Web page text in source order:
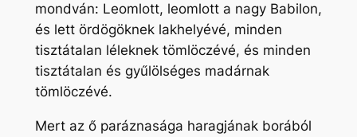
mondván: Leomlott, leomlott a nagy Babilon,
és lett ördögöknek lakhelyévé, minden
tisztátalan léleknek tömlöczévé, és minden
tisztátalan és gyűlölséges madárnak
tömlöczévé.
Mert az ő paráznasága haragjának borából